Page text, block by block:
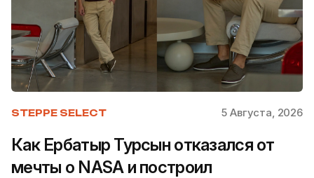
STEPPE SELECT 5 Августа, 2026
Как Ербатыр Турсын отказался от
мечты о NASA и построил